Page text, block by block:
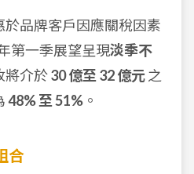
於品牌客戶因應關稅因素
第一季展望呈現淡季不
將介於30 億至 32 億元之
48% 至 51% 。
合